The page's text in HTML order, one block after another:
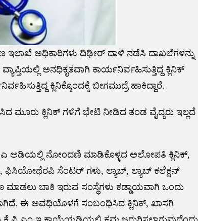
ಇಲಾಖೆ ಅಧಿಕಾರಿಗಳು ದಿಢೀರ್‌ ದಾಳಿ ನಡೆಸಿ ದಾಖಲೆಗಳನ್ನು
ಅನಧಿಕೃತವಾಗಿ ಕಾರ್ಯನಿರ್ವಹಿಸುತ್ತಿದ್ದ ಕ್ಲಿನಿಕ್
ಕ್ಲಿನಿಕ್ಕೊಂದಕ್ಕೆ ಬೀಗಮುದ್ರೆ ಹಾಕಿದ್ದಾರೆ.
ಕ್ಲಿನಿಕ್ ಗಳಿಗೆ ಭೇಟಿ ನೀಡಿದ ತಂಡ ವೈದ್ಯರು ಇಲ್ಲದೆ
ಅಡಿಯಲ್ಲಿ ನೋಂದಣಿ ಮಾಡಿಕೊಳ್ಳದ ಅಲೋಪತಿ ಕ್ಲಿನಿಕ್,
ಸೆಂಟರ್ ಗಳು, ಲ್ಯಾಬ್, ಲ್ಯಾಬ್ ಕಲೆಕ್ಷನ್
ಬಾಕಿ ಇರುವ ಸಂಸ್ಥೆಗಳು ಕಡ್ಡಾಯವಾಗಿ ಒಂದು
ಈ ಅವಧಿಯೊಳಗೆ ಸಂಬಂಧಿಸಿದ ಕ್ಲಿನಿಕ್, ಖಾಸಗಿ